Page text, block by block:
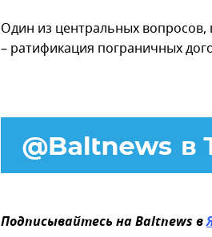
Один из центральных вопросов,
– ратификация пограничных
Подписывайтесь на Baltnews в